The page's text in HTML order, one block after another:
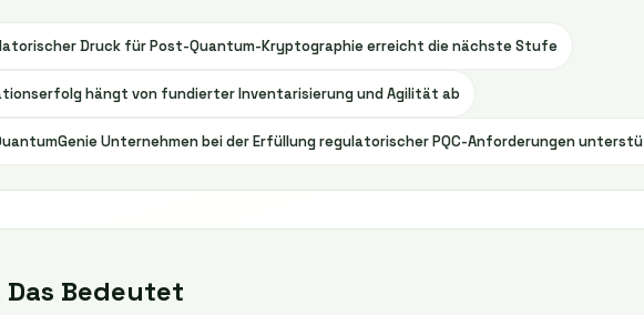
Druck für Post-Quantum-Kryptographie erreicht die nächste Stufe
hängt von fundierter Inventarisierung und Agilität ab
Unternehmen bei der Erfüllung regulatorischer PQC-Anforderungen
Das Bedeutet